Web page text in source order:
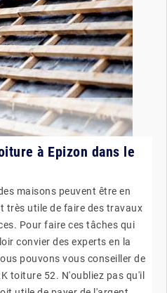
à Epizon dans le
maisons peuvent être en
très utile de faire des travaux
Pour faire ces tâches qui
convier des experts en la
pouvons vous conseiller de
toiture 52. N'oubliez pas qu'il